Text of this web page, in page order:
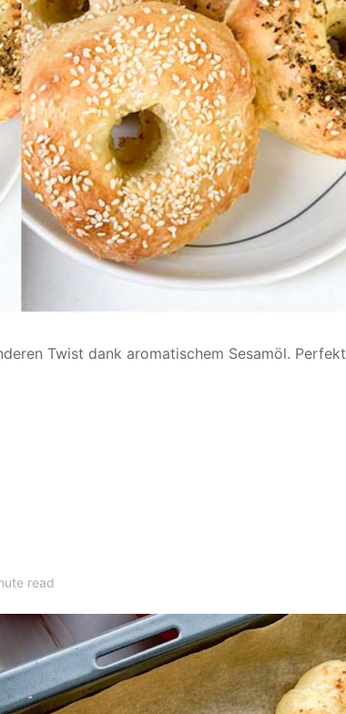
Twist dank aromatischem Sesamöl. Perfekt
read